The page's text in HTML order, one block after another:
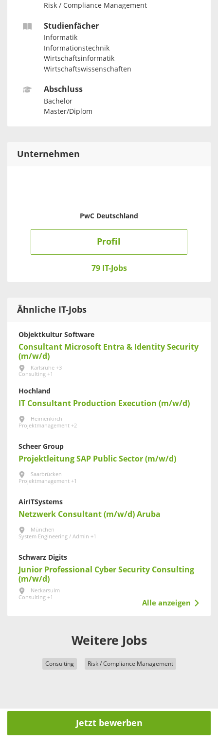
Risk / Compliance Management
Studienfächer
Informatik
Informationstechnik
Wirtschaftsinformatik
Wirtschaftswissenschaften
Abschluss
Bachelor
Master/Diplom
Unternehmen
PwC Deutschland
Profil
79 IT-Jobs
Ähnliche IT-Jobs
Objektkultur Software
Consultant Microsoft Entra & Identity Security
(m/w/d)
Karlsruhe +3
Consulting +1
Hochland
IT Consultant Production Execution (m/w/d)
Heimenkirch
Projektmanagement +2
Scheer Group
Projektleitung SAP Public Sector (m/w/d)
Saarbrücken
Projektmanagement +1
AirITSystems
Netzwerk Consultant (m/w/d) Aruba
München
System Engineering / Admin +1
Schwarz Digits
Junior Professional Cyber Security Consulting
(m/w/d)
Neckarsulm
Consulting +1
Alle anzeigen
Weitere Jobs
Consulting Risk / Compliance Management
Jetzt bewerben